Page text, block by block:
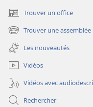
Trouver un office
(ouvre
une
nouvelle
fenêtre)
Trouver une assemblée
(ouvre
une
nouvelle
fenêtre)
Les nouveautés
Vidéos
Vidéos avec
Rechercher